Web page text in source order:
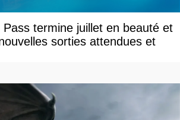
termine juillet en beauté et
sorties attendues et